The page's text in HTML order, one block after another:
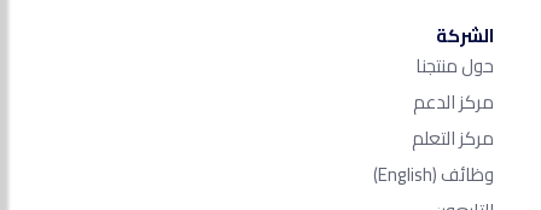
الشركة
حول منتجنا
مركز الدعم
مركز التعلم
وظائف(English)